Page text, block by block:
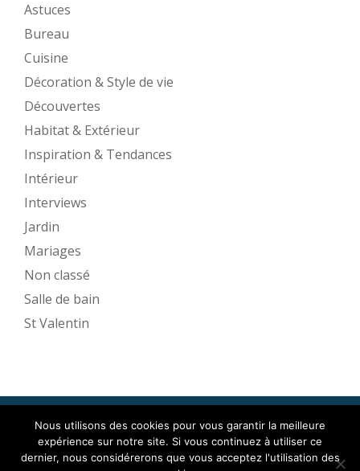
Astuces
Bureau
Cuisine
Décoration & Style de vie
Découvertes
Habitat & Extérieur
Inspiration & Tendances
Intérieur
Interviews
Jardin
Mariages
Non classé
Salle de bain
St Valentin
Mise en Espace ©2017
Menu
Nous utilisons des cookies pour vous garantir la meilleure
expérience sur notre site. Si vous continuez à utiliser ce
dernier, nous considérerons que vous acceptez l'utilisation des